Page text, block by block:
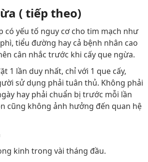
( tiếp theo)
có yếu tố nguy cơ cho tim mạch như
tiểu đường hay cả bệnh nhân cao
cân nhắc trước khi cấy que ngừa.
1 lần duy nhất, chỉ với 1 que cấy,
sử dụng phải tuân thủ. Không phải
hay phải chuẩn bị trước mỗi lần
cũng không ảnh hưởng đến quan hệ
kinh trong vài tháng đầu.